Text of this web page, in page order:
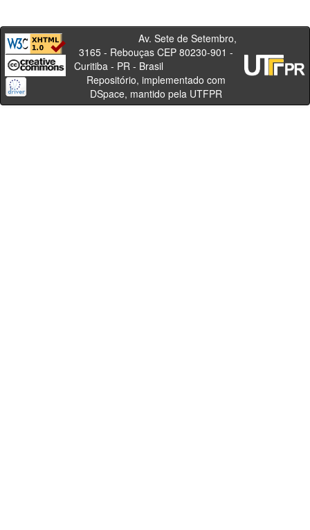
Av. Sete de Setembro,
3165 - Rebouças CEP 80230-901 -
Curitiba - PR - Brasil
Repositório, implementado com
DSpace, mantido pela UTFPR